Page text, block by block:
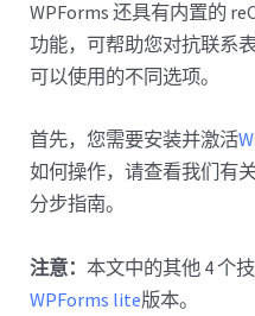
WPForms 还具有内置的
功能，可帮助您对抗联系
可以使用的不同选项。
首先，您需要安装并激活
如何操作，请查看我们有
分步指南。
注意：本文中的其他 4 个
WPForms lite版本。